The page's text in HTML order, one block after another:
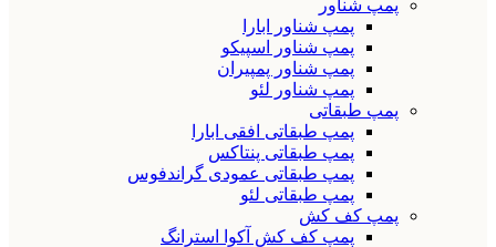
پمپ شناور
پمپ شناور ابارا
پمپ شناور اسپیکو
پمپ شناور پمپیران
پمپ شناور لئو
پمپ طبقاتی
پمپ طبقاتی افقی ابارا
پمپ طبقاتی پنتاکس
پمپ طبقاتی عمودی گراندفوس
پمپ طبقاتی لئو
پمپ کف کش
پمپ کف کش آکوا استرانگ